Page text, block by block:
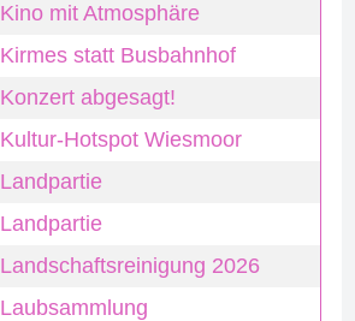
Kino mit Atmosphäre
Kirmes statt Busbahnhof
Konzert abgesagt!
Kultur-Hotspot Wiesmoor
Landpartie
Landpartie
Landschaftsreinigung 2026
Laubsammlung